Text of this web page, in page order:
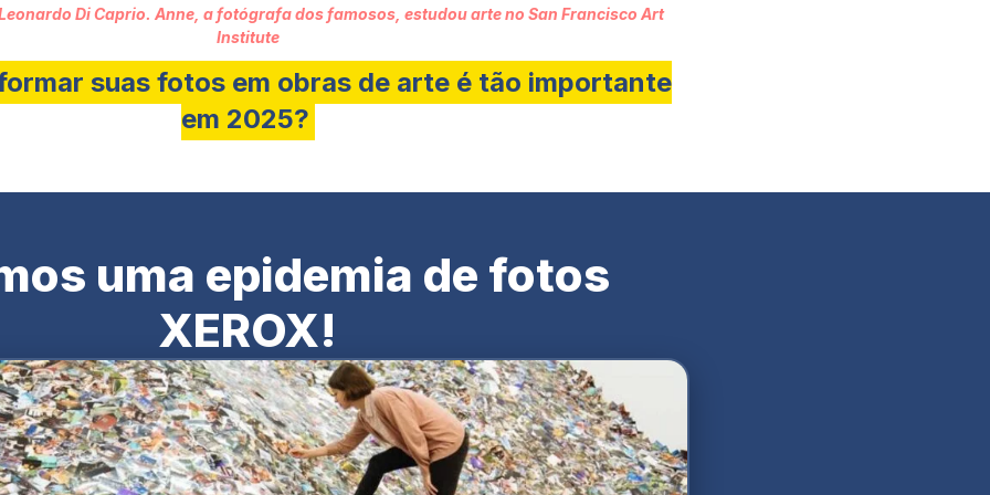
Di Caprio. Anne, a fotógrafa dos famosos, estudou arte no San Francisco Art
Institute
suas fotos em obras de arte é tão importante
em 2025?
uma epidemia de fotos
XEROX!